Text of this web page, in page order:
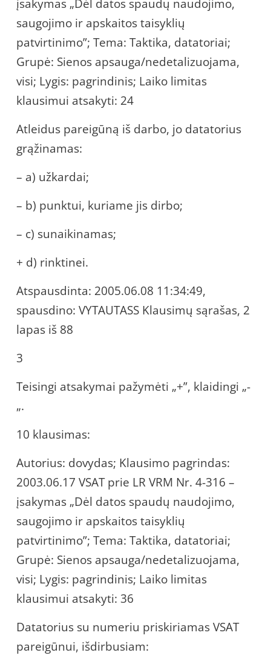
įsakymas „Dėl datos spaudų naudojimo,
saugojimo ir apskaitos taisyklių
patvirtinimo”; Tema: Taktika, datatoriai;
Grupė: Sienos apsauga/nedetalizuojama,
visi; Lygis: pagrindinis; Laiko limitas
klausimui atsakyti: 24
Atleidus pareigūną iš darbo, jo datatorius
grąžinamas:
– a) užkardai;
– b) punktui, kuriame jis dirbo;
– c) sunaikinamas;
+ d) rinktinei.
Atspausdinta: 2005.06.08 11:34:49,
spausdino: VYTAUTASS Klausimų sąrašas, 2
lapas iš 88
3
Teisingi atsakymai pažymėti „+”, klaidingi „-
„.
10 klausimas:
Autorius: dovydas; Klausimo pagrindas:
2003.06.17 VSAT prie LR VRM Nr. 4-316 –
įsakymas „Dėl datos spaudų naudojimo,
saugojimo ir apskaitos taisyklių
patvirtinimo”; Tema: Taktika, datatoriai;
Grupė: Sienos apsauga/nedetalizuojama,
visi; Lygis: pagrindinis; Laiko limitas
klausimui atsakyti: 36
Datatorius su numeriu priskiriamas VSAT
pareigūnui, išdirbusiam: